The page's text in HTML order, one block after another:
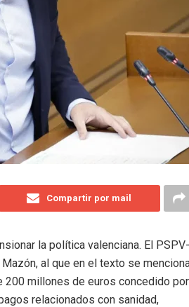
Compartir por mail
la política valenciana. El PSPV-
al que en el texto se
200 millones de euros concedido por
relacionados con sanidad,